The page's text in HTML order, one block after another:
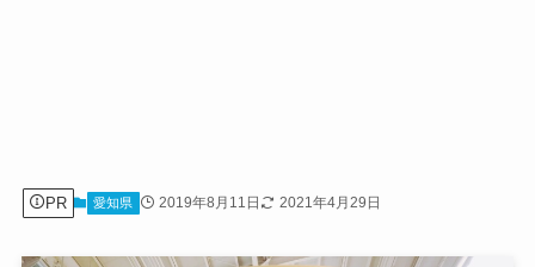
PR 愛知県 2019年8月11日 2021年4月29日